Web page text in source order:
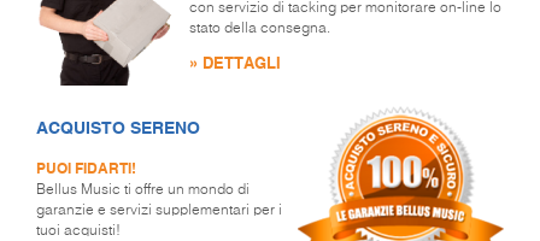
con servizio di tacking per monitorare on-line lo
stato della consegna.
» DETTAGLI
ACQUISTO SERENO
PUOI FIDARTI!
Bellus Music ti offre un mondo di
garanzie e servizi supplementari per i
tuoi acquisti!